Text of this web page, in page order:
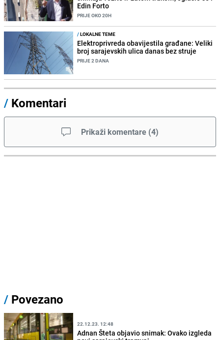
Edin Forto
PRIJE OKO 20H
/LOKALNE TEME
Elektroprivreda obavijestila građane: Veliki
broj sarajevskih ulica danas bez struje
PRIJE 2 DANA
/ Komentari
Prikaži komentare (4)
/ Povezano
22.12.23. 12:48
Adnan Šteta objavio snimak: Ovako izgleda